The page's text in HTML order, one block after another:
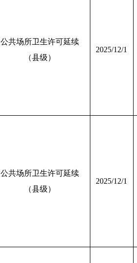
公共场所卫生许可延续
（县级）
2025/12/1
公共场所卫生许可延续
（县级）
2025/12/1